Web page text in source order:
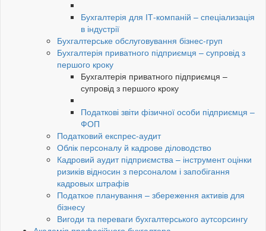
Бухгалтерія для ІТ-компаній – спеціализація
в індустрії
Бухгалтерське обслуговування бізнес-груп
Бухгалтерія приватного підприємця – супровід з
першого кроку
Бухгалтерія приватного підприємця –
супровід з першого кроку
Податкові звіти фізичної особи підприємця –
ФОП
Податковий експрес-аудит
Облік персоналу й кадрове діловодство
Кадровий аудит підприємства – інструмент оцінки
ризиків відносин з персоналом і запобігання
кадровых штрафів
Податкое планування – збереження активів для
бізнесу
Вигоди та переваги бухгалтерського аутсорсингу